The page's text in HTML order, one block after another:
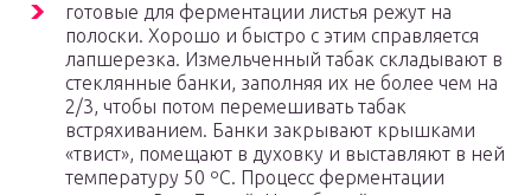
готовые для ферментации листья режут на
полоски. Хорошо и быстро с этим справляется
лапшерезка. Измельченный табак складывают в
стеклянные банки, заполняя их не более чем на
2/3, чтобы потом перемешивать табак
встряхиванием. Банки закрывают крышками
«твист», помещают в духовку и выставляют в ней
температуру 50 ºC. Процесс ферментации